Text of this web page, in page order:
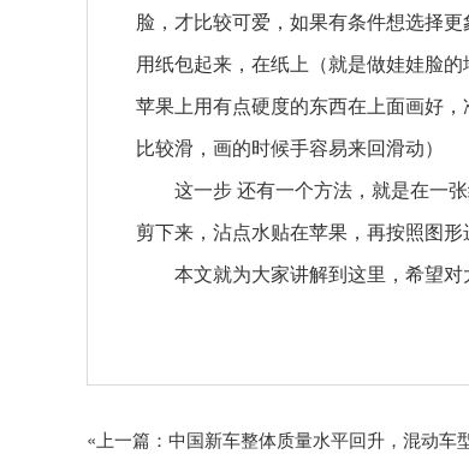
脸，才比较可爱，如果有条件想选择
用纸包起来，在纸上（就是做娃娃脸
苹果上用有点硬度的东西在上面画好
比较滑，画的时候手容易来回滑动）
这一步 还有一个方法，就是在一
剪下来，沾点水贴在苹果，再按照图
本文就为大家讲解到这里，希望对
«上一篇：中国新车整体质量水平回升，混动车